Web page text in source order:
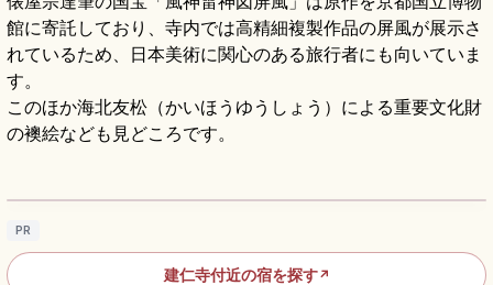
館に寄託しており、寺内では高精細複製作品の屏風が展示さ
れているため、日本美術に関心のある旅行者にも向いていま
す。
このほか海北友松（かいほうゆうしょう）による重要文化財
の襖絵なども見どころです。
建仁寺の見どころ｜風神雷神図屏風と双龍図
PR
建仁寺付近の宿を探す↗